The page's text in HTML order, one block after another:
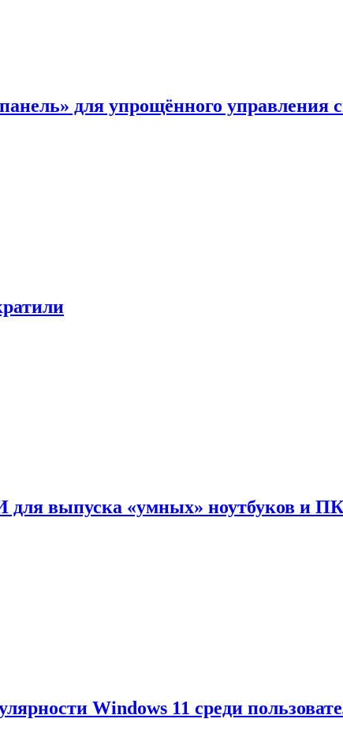
для упрощённого управления
для выпуска «умных» ноутбуков и ПК
Windows 11 среди